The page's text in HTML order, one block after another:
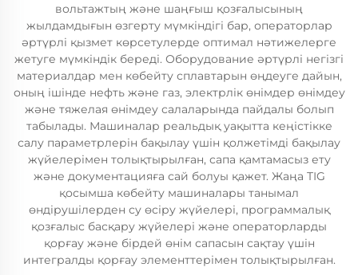
вольтажтың және шаңғыш қозғалысының
жылдамдығын өзгерту мүмкіндігі бар, операторлар
әртүрлі қызмет көрсетулерде оптимал нәтижелерге
жетуге мүмкіндік береді. Оборудование әртүрлі негізгі
материалдар мен көбейту сплавтарын өңдеуге дайын,
оның ішінде нефть және газ, электрлік өнімдер өнімдеу
және тяжелая өнімдеу салаларында пайдалы болып
табылады. Машиналар реальдық уақытта кеңістікке
салу параметрлерін бақылау үшін қолжетімді бақылау
жүйелерімен толықтырылған, сапа қамтамасыз ету
және документацияға сай болуы қажет. Жаңа TIG
қосымша көбейту машиналары танымал
өндірушілерден су өсіру жүйелері, программалық
қозғалыс басқару жүйелері және операторларды
қорғау және бірдей өнім сапасын сақтау үшін
интегралды қорғау элементтерімен толықтырылған.